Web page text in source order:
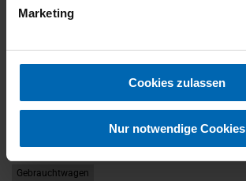
Marketing
Cookies zulassen
Nur notwendige Cookies
Gebrauchtwagen